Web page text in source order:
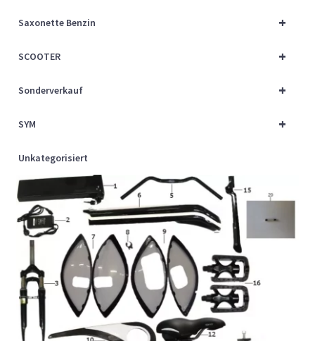
+
Saxonette Benzin
+
SCOOTER
+
Sonderverkauf
+
SYM
Unkategorisiert